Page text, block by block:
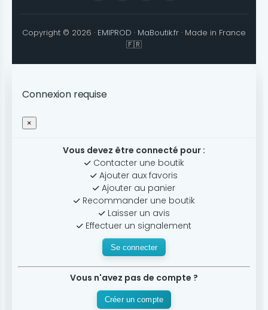
Copyright © 2026 · EMIPROD · MaBoutik.fr · Made in France
🇫🇷
Connexion requise
×
Vous devez être connecté pour :
Contacter une boutik
Ajouter aux favoris
Ajouter au panier
Recommander une boutik
Laisser un avis
Effectuer un signalement
Se connecter
Vous n'avez pas de compte ?
Créer un compte